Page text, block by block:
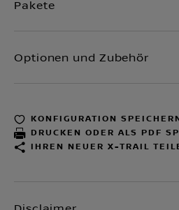
KONFIGURATION
DRUCKEN ODER ALS PDF
IHREN NEUER X-TRAIL